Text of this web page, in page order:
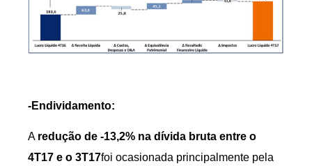
-Endividamento:
A redução de -13,2% na dívida bruta entre o
4T17 e o 3T17foi ocasionada principalmente pela